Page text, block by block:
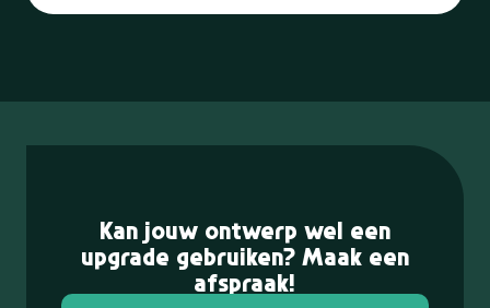
Kan jouw ontwerp wel een
upgrade gebruiken? Maak een
afspraak!